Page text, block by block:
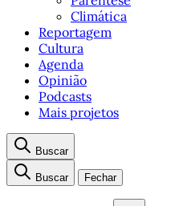
Climática
Reportagem
Cultura
Agenda
Opinião
Podcasts
Mais projetos
Buscar
Buscar Fechar